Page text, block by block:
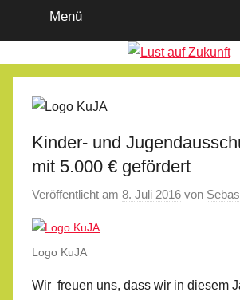
Menü
Kinder- und
mit 5.000 € gefördert
Veröffentlicht am 8. Juli 2016 von
Logo KuJA
Wir freuen uns, dass wir in diesem